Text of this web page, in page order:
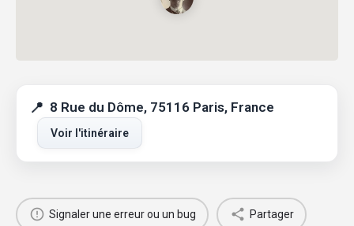
8 Rue du Dôme, 75116 Paris, France
Voir l'itinéraire
Signaler une erreur ou un bug Partager